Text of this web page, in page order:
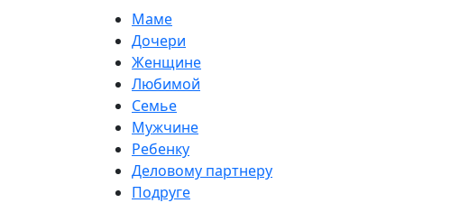
Маме
Дочери
Женщине
Любимой
Семье
Мужчине
Ребенку
Деловому партнеру
Подруге